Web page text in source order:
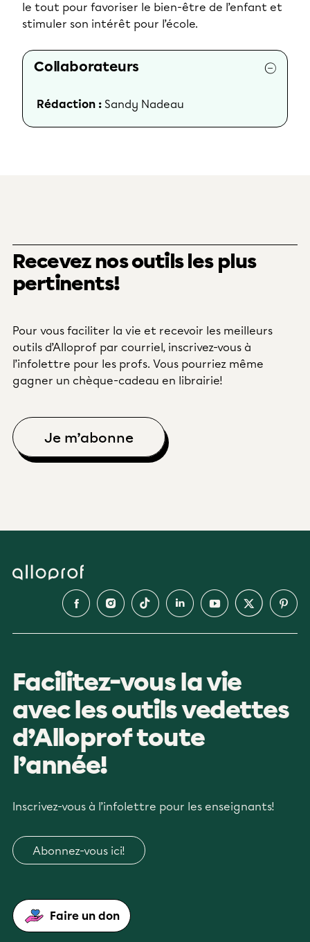
le tout pour favoriser le bien-être de l’enfant et
stimuler son intérêt pour l’école.
Collaborateurs
Rédaction : Sandy Nadeau
Recevez nos outils les plus
pertinents!
Pour vous faciliter la vie et recevoir les meilleurs
outils d’Alloprof par courriel, inscrivez-vous à
l’infolettre pour les profs. Vous pourriez même
gagner un chèque-cadeau en librairie!
Je m’abonne
Facilitez-vous la vie
avec les outils vedettes
d’Alloprof toute
l’année!
Inscrivez-vous à l’infolettre pour les enseignants!
Abonnez-vous ici!
Faire un don